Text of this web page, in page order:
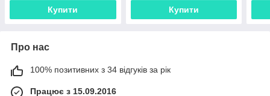
Купити Купити
Про нас
100% позитивних з 34 відгуків за рік
Працює з 15.09.2016